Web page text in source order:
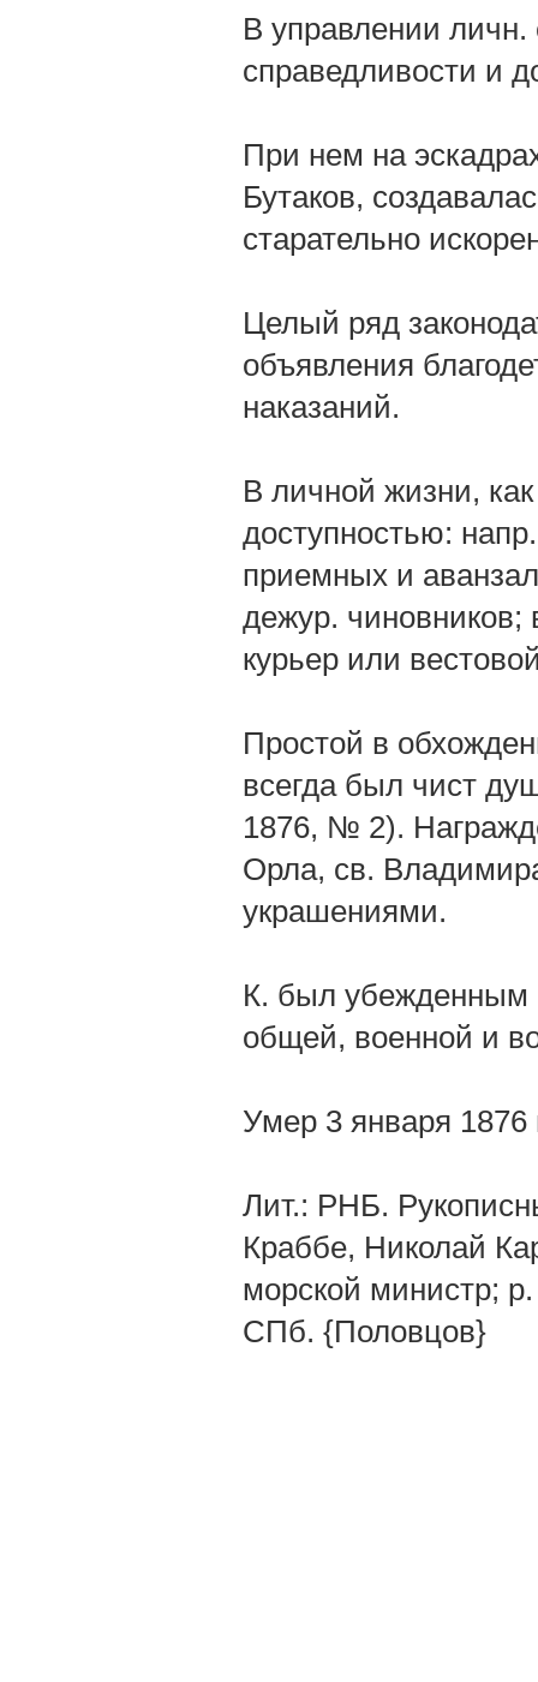
В управлении
справедливости и
При нем на
Бутаков,
старательно
Целый ряд
объявления
наказаний.
В личной жизни,
доступностью:
приемных и
дежур. чиновников;
курьер или
Простой в
всегда был чист
1876, № 2).
Орла, св.
украшениями.
К. был убежденным
общей, военной и
Умер 3 января 1876
Лит.: PHБ.
Краббе, Николай
морской министр; р.
СПб. {Половцов}